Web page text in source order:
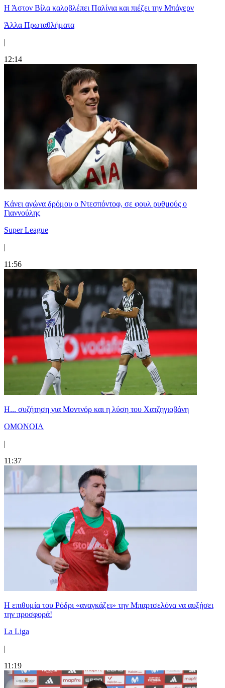
Η Άστον Βίλα καλοβλέπει Παλίνια και πιέζει την Μπάγερν
Άλλα Πρωταθλήματα
|
12:14
Kάνει αγώνα δρόμου ο Ντεσπόντοφ, σε φουλ ρυθμούς ο
Γιαννούλης
Super League
|
11:56
Η... συζήτηση για Μοντνόρ και η λύση του Χατζηγιοβάνη
ΟΜΟΝΟΙΑ
|
11:37
Η επιθυμία του Ρόδρι «αναγκάζει» την Μπαρτσελόνα να αυξήσει
την προσφορά!
La Liga
|
11:19